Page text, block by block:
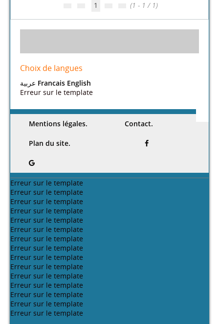
1 (1 - 1 / 1)
Choix de langues
عربية Francais English
Erreur sur le template
Mentions légales. Contact.
Plan du site.
Erreur sur le template
Erreur sur le template
Erreur sur le template
Erreur sur le template
Erreur sur le template
Erreur sur le template
Erreur sur le template
Erreur sur le template
Erreur sur le template
Erreur sur le template
Erreur sur le template
Erreur sur le template
Erreur sur le template
Erreur sur le template
Erreur sur le template